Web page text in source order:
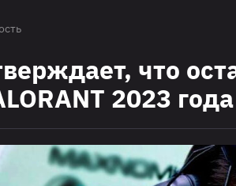
что
2023 года